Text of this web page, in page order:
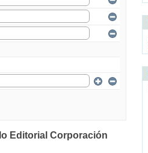
Editorial Corporación